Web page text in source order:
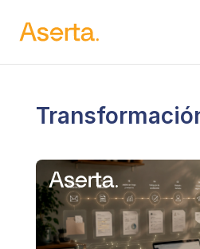
Saltar al contenido